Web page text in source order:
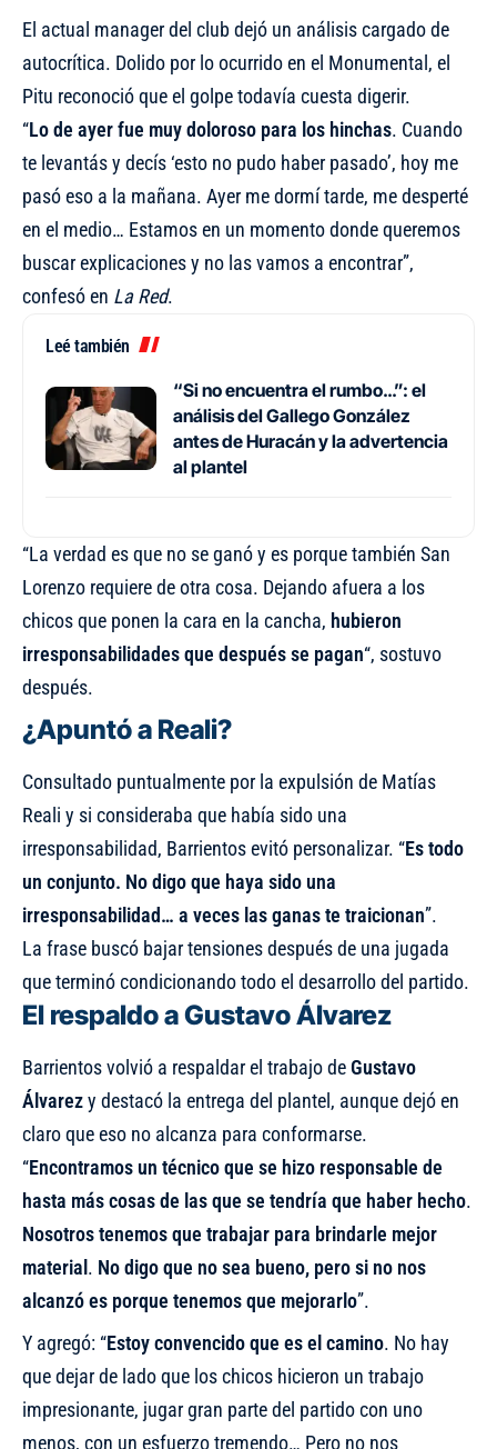
El actual manager del club dejó un análisis cargado de
autocrítica. Dolido por lo ocurrido en el Monumental, el
Pitu reconoció que el golpe todavía cuesta digerir.
“Lo de ayer fue muy doloroso para los hinchas. Cuando
te levantás y decís ‘esto no pudo haber pasado’, hoy me
pasó eso a la mañana. Ayer me dormí tarde, me desperté
en el medio… Estamos en un momento donde queremos
buscar explicaciones y no las vamos a encontrar”,
confesó en La Red.
Leé también
“Si no encuentra el rumbo…”: el
análisis del Gallego González
antes de Huracán y la advertencia
al plantel
“La verdad es que no se ganó y es porque también San
Lorenzo requiere de otra cosa. Dejando afuera a los
chicos que ponen la cara en la cancha, hubieron
irresponsabilidades que después se pagan“, sostuvo
después.
¿Apuntó a Reali?
Consultado puntualmente por la expulsión de Matías
Reali y si consideraba que había sido una
irresponsabilidad, Barrientos evitó personalizar. “Es todo
un conjunto. No digo que haya sido una
irresponsabilidad… a veces las ganas te traicionan”.
La frase buscó bajar tensiones después de una jugada
que terminó condicionando todo el desarrollo del partido.
El respaldo a Gustavo Álvarez
Barrientos volvió a respaldar el trabajo deGustavo
Álvarezy destacó la entrega del plantel, aunque dejó en
claro que eso no alcanza para conformarse.
“Encontramos un técnico que se hizo responsable de
hasta más cosas de las que se tendría que haber hecho.
Nosotros tenemos que trabajar para brindarle mejor
material . No digo que no sea bueno, pero si no nos
alcanzó es porque tenemos que mejorarlo”.
Y agregó: “Estoy convencido que es el camino. No hay
que dejar de lado que los chicos hicieron un trabajo
impresionante, jugar gran parte del partido con uno
menos, con un esfuerzo tremendo… Pero no nos